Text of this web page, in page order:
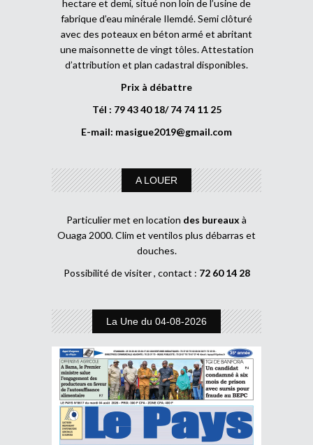
hectare et demi, situé non loin de l’usine de
fabrique d’eau minérale Ilemdé. Semi clôturé
avec des poteaux en béton armé et abritant
une maisonnette de vingt tôles. Attestation
d’attribution et plan cadastral disponibles.
Prix à débattre
Tél : 79 43 40 18/ 74 74 11 25
E-mail: masigue2019@gmail.com
A LOUER
Particulier met en location des bureaux à
Ouaga 2000. Clim et ventilos plus débarras et
douches.
Possibilité de visiter , contact : 72 60 14 28
La Une du 04-08-2026